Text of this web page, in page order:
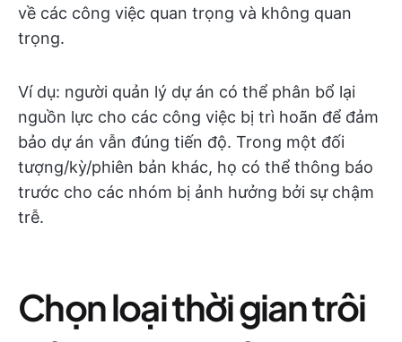
về các công việc quan trọng và không quan
trọng.
Ví dụ: người quản lý dự án có thể phân bổ lại
nguồn lực cho các công việc bị trì hoãn để đảm
bảo dự án vẫn đúng tiến độ. Trong một đối
tượng/kỳ/phiên bản khác, họ có thể thông báo
trước cho các nhóm bị ảnh hưởng bởi sự chậm
trễ.
Chọn loại thời gian trôi